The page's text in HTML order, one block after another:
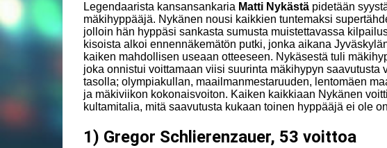
Legendaarista kansansankaria Matti Nykästä pidetään
mäkihyppääjä. Nykänen nousi kaikkien tuntemaksi
jolloin hän hyppäsi sankasta sumusta muistettavassa
kisoista alkoi ennennäkemätön putki, jonka aikana
kaiken mahdollisen useaan otteeseen. Nykäsestä tuli
joka onnistui voittamaan viisi suurinta mäkihypyn saavutusta
tasolla; olympiakullan, maailmanmestaruuden, lentomäen
ja mäkiviikon kokonaisvoiton. Kaiken kaikkiaan Nykänen
kultamitalia, mitä saavutusta kukaan toinen hyppääjä ei ole
1) Gregor Schlierenzauer, 53 voittoa